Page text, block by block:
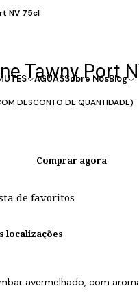
AGUASSobre NósBlog
NV 75cl
Tawny Port
DESCONTO DE QUANTIDADE)
Comprar agora
de favoritos
localizações
avermelhado, com